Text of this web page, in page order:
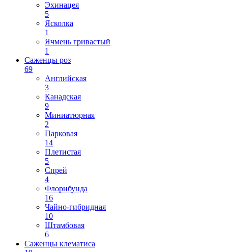
Эхинацея
5
Ясколка
1
Ячмень гривастый
1
Саженцы роз
69
Английская
3
Канадская
9
Миниатюрная
2
Парковая
14
Плетистая
5
Спрей
4
Флорибунда
16
Чайно-гибридная
10
Штамбовая
6
Саженцы клематиса